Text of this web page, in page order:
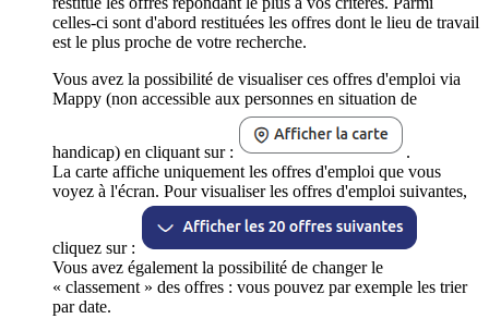
celles-ci sont d'abord restituées les offres dont le lieu de travail
est le plus proche de votre recherche.
Vous avez la possibilité de visualiser ces offres d'emploi via
Mappy (non accessible aux personnes en situation de
handicap) en cliquant sur :
.
La carte affiche uniquement les offres d'emploi que vous
voyez à l'écran. Pour visualiser les offres d'emploi suivantes,
cliquez sur :
Vous avez également la possibilité de changer le
« classement » des offres : vous pouvez par exemple les trier
par date.